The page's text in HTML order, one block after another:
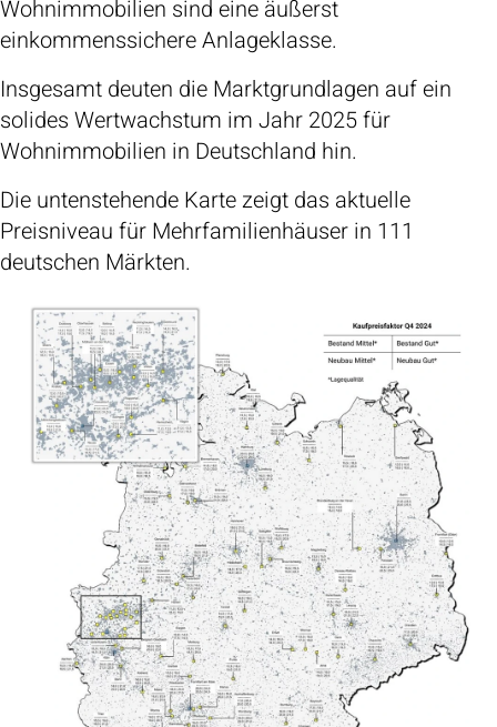
Wohnimmobilien sind eine äußerst
einkommenssichere Anlageklasse.
Insgesamt deuten die Marktgrundlagen auf ein
solides Wertwachstum im Jahr 2025 für
Wohnimmobilien in Deutschland hin.
Die untenstehende Karte zeigt das aktuelle
Preisniveau für Mehrfamilienhäuser in 111
deutschen Märkten.